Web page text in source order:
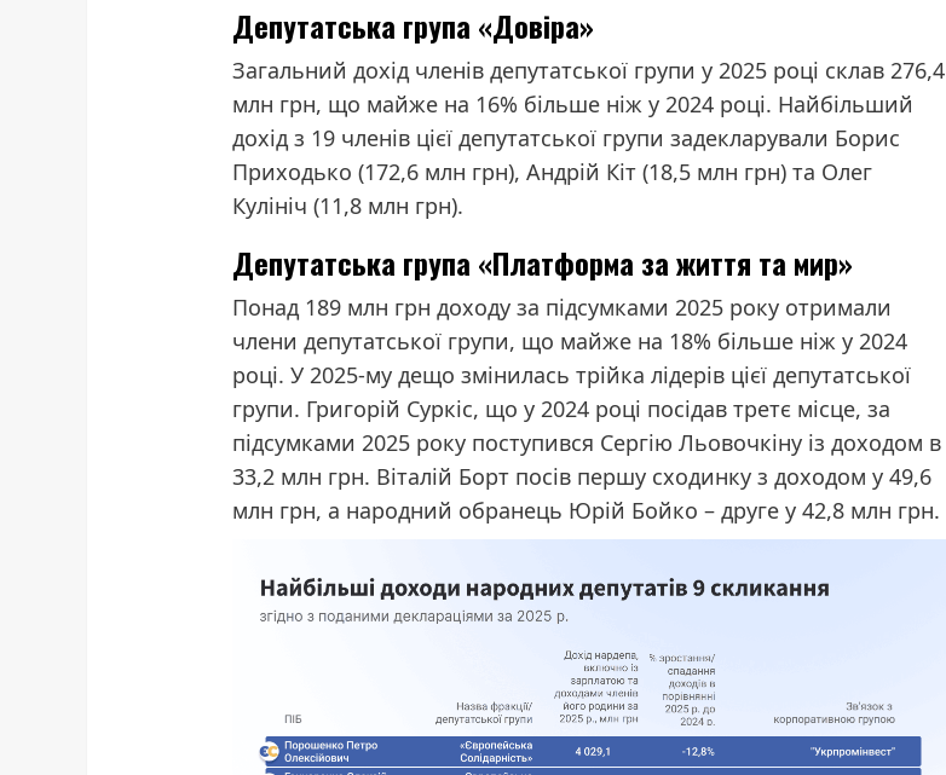
Депутатська група «Довіра»
Загальний дохід членів депутатської групи у 2025 році склав 276,4
млн грн, що майже на 16% більше ніж у 2024 році. Найбільший
дохід з 19 членів цієї депутатської групи задекларували Борис
Приходько (172,6 млн грн), Андрій Кіт (18,5 млн грн) та Олег
Кулініч (11,8 млн грн).
Депутатська група «Платформа за життя та мир»
Понад 189 млн грн доходу за підсумками 2025 року отримали
члени депутатської групи, що майже на 18% більше ніж у 2024
році. У 2025-му дещо змінилась трійка лідерів цієї депутатської
групи. Григорій Суркіс, що у 2024 році посідав третє місце, за
підсумками 2025 року поступився Сергію Льовочкіну із доходом в
33,2 млн грн. Віталій Борт посів першу сходинку з доходом у 49,6
млн грн, а народний обранець Юрій Бойко – друге у 42,8 млн грн.